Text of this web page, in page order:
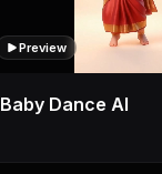
Preview
Baby Dance AI